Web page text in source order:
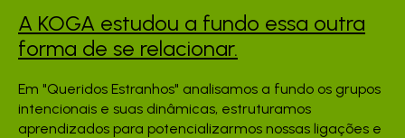
A KOGA estudou a fundo essa outra
forma de se relacionar.
Em "Queridos Estranhos" analisamos a fundo os grupos
intencionais e suas dinâmicas, estruturamos
aprendizados para potencializarmos nossas ligações e